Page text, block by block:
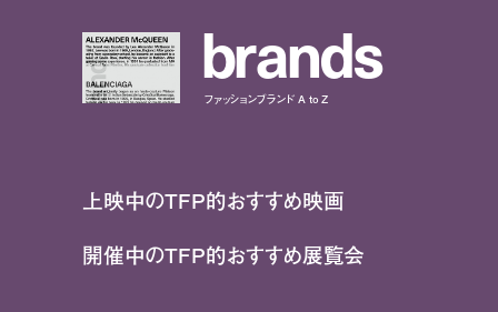
brands
ファッションブランド A to Z
上映中のTFP的おすすめ映画
開催中のTFP的おすすめ展覧会